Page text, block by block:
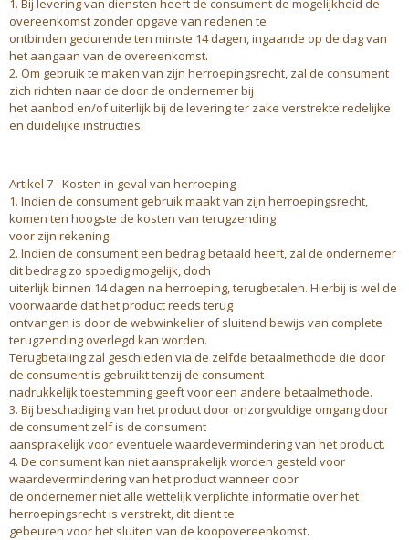
1. Bij levering van diensten heeft de consument de mogelijkheid de
overeenkomst zonder opgave van redenen te
ontbinden gedurende ten minste 14 dagen, ingaande op de dag van
het aangaan van de overeenkomst.
2. Om gebruik te maken van zijn herroepingsrecht, zal de consument
zich richten naar de door de ondernemer bij
het aanbod en/of uiterlijk bij de levering ter zake verstrekte redelijke
en duidelijke instructies.
Artikel 7 - Kosten in geval van herroeping
1. Indien de consument gebruik maakt van zijn herroepingsrecht,
komen ten hoogste de kosten van terugzending
voor zijn rekening.
2. Indien de consument een bedrag betaald heeft, zal de ondernemer
dit bedrag zo spoedig mogelijk, doch
uiterlijk binnen 14 dagen na herroeping, terugbetalen. Hierbij is wel de
voorwaarde dat het product reeds terug
ontvangen is door de webwinkelier of sluitend bewijs van complete
terugzending overlegd kan worden.
Terugbetaling zal geschieden via de zelfde betaalmethode die door
de consument is gebruikt tenzij de consument
nadrukkelijk toestemming geeft voor een andere betaalmethode.
3. Bij beschadiging van het product door onzorgvuldige omgang door
de consument zelf is de consument
aansprakelijk voor eventuele waardevermindering van het product.
4. De consument kan niet aansprakelijk worden gesteld voor
waardevermindering van het product wanneer door
de ondernemer niet alle wettelijk verplichte informatie over het
herroepingsrecht is verstrekt, dit dient te
gebeuren voor het sluiten van de koopovereenkomst.